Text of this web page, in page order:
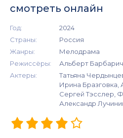
смотреть онлайн
Год:
2024
Страны:
Россия
Жанры:
Мелодрама
Режиссёры:
Альберт Барбарич
Актеры:
Татьяна
Ирина Бразговка,
Сергей Тэсслер,
Александр